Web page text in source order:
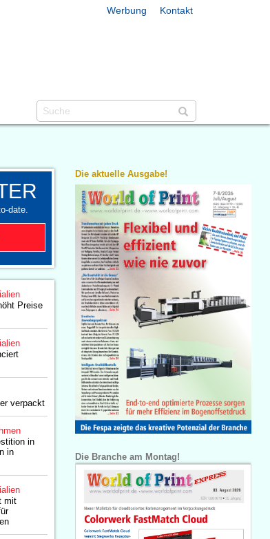
Werbung Kontakt
date.
Preise
verpackt
in
in
mit
Die aktuelle Ausgabe!
Die Branche am Montag!